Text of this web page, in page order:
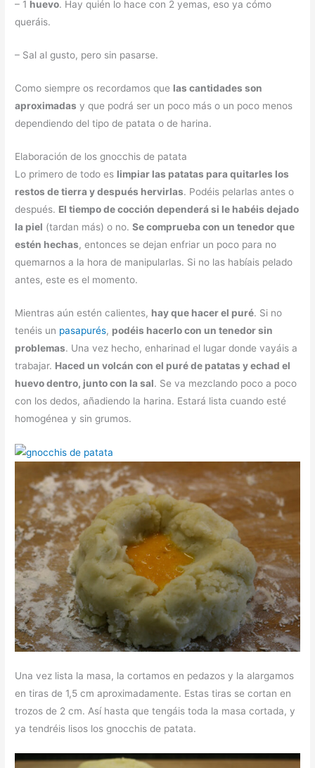
– 1 huevo. Hay quién lo hace con 2 yemas, eso ya cómo
queráis.
– Sal al gusto, pero sin pasarse.
Como siempre os recordamos que las cantidades son
aproximadas y que podrá ser un poco más o un poco menos
dependiendo del tipo de patata o de harina.
Elaboración de los gnocchis de patata
Lo primero de todo es limpiar las patatas para quitarles los
restos de tierra y después hervirlas. Podéis pelarlas antes o
después. El tiempo de cocción dependerá si le habéis dejado
la piel (tardan más) o no.Se comprueba con un tenedor que
estén hechas, entonces se dejan enfriar un poco para no
quemarnos a la hora de manipularlas. Si no las habíais pelado
antes, este es el momento.
Mientras aún estén calientes, hay que hacer el puré. Si no
tenéis un pasapurés, podéis hacerlo con un tenedor sin
problemas. Una vez hecho, enharinad el lugar donde vayáis a
trabajar. Haced un volcán con el puré de patatas y echad el
huevo dentro, junto con la sal. Se va mezclando poco a poco
con los dedos, añadiendo la harina. Estará lista cuando esté
homogénea y sin grumos.
Una vez lista la masa, la cortamos en pedazos y la alargamos
en tiras de 1,5 cm aproximadamente. Estas tiras se cortan en
trozos de 2 cm. Así hasta que tengáis toda la masa cortada, y
ya tendréis lisos los gnocchis de patata.